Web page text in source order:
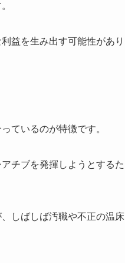
益を生み出す可能性があり
ているのが特徴です。
チブを発揮しようとするた
しばしば汚職や不正の温床